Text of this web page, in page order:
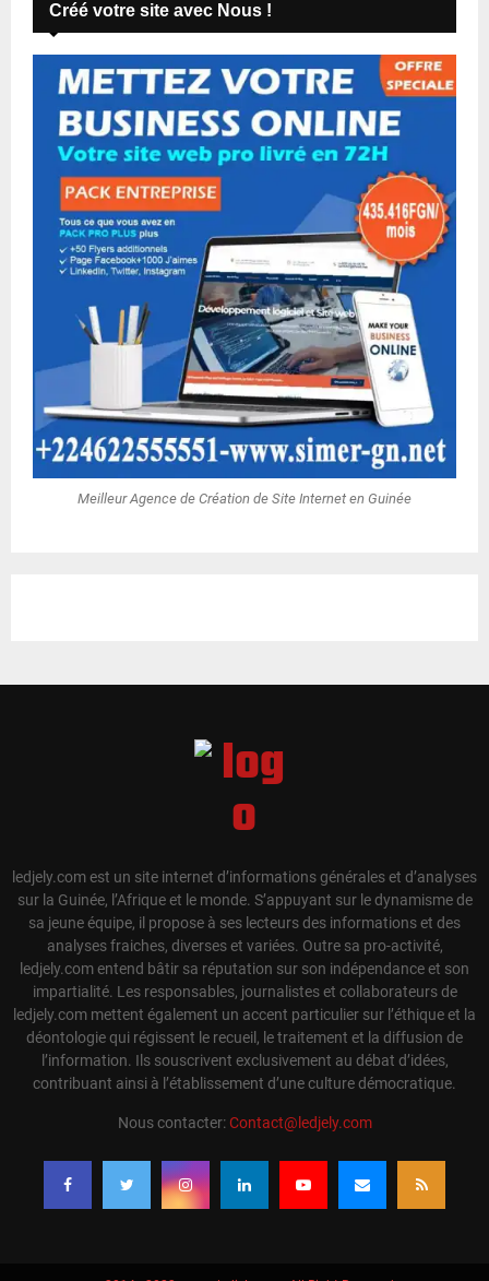
Créé votre site avec Nous !
Meilleur Agence de Création de Site Internet en Guinée
ledjely.com est un site internet d’informations générales et d’analyses
sur la Guinée, l’Afrique et le monde. S’appuyant sur le dynamisme de
sa jeune équipe, il propose à ses lecteurs des informations et des
analyses fraiches, diverses et variées. Outre sa pro-activité,
ledjely.com entend bâtir sa réputation sur son indépendance et son
impartialité. Les responsables, journalistes et collaborateurs de
ledjely.com mettent également un accent particulier sur l’éthique et la
déontologie qui régissent le recueil, le traitement et la diffusion de
l’information. Ils souscrivent exclusivement au débat d’idées,
contribuant ainsi à l’établissement d’une culture démocratique.
Nous contacter:Contact@ledjely.com